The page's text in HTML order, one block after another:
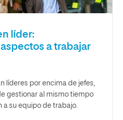
líder:
a trabajar
líderes por encima de jefes,
gestionar al mismo tiempo
a su equipo de trabajo.